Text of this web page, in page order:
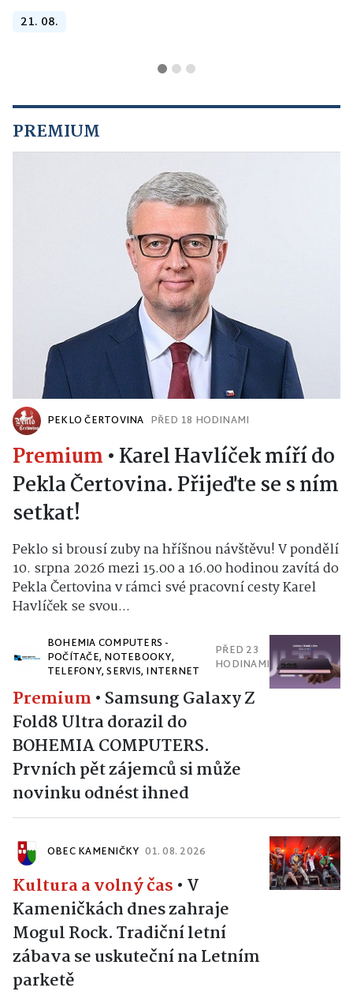
21. 08.
PREMIUM
PEKLO ČERTOVINA PŘED 18 HODINAMI
Premium • Karel Havlíček míří do
Pekla Čertovina. Přijeďte se s ním
setkat!
Peklo si brousí zuby na hříšnou návštěvu! V pondělí
10. srpna 2026 mezi 15.00 a 16.00 hodinou zavítá do
Pekla Čertovina v rámci své pracovní cesty Karel
Havlíček se svou...
BOHEMIA COMPUTERS -
POČÍTAČE, NOTEBOOKY,
TELEFONY, SERVIS, INTERNET
PŘED 23
HODINAMI
Premium • Samsung Galaxy Z
Fold8 Ultra dorazil do
BOHEMIA COMPUTERS.
Prvních pět zájemců si může
novinku odnést ihned
OBEC KAMENIČKY 01. 08. 2026
Kultura a volný čas • V
Kameničkách dnes zahraje
Mogul Rock. Tradiční letní
zábava se uskuteční na Letním
parketě